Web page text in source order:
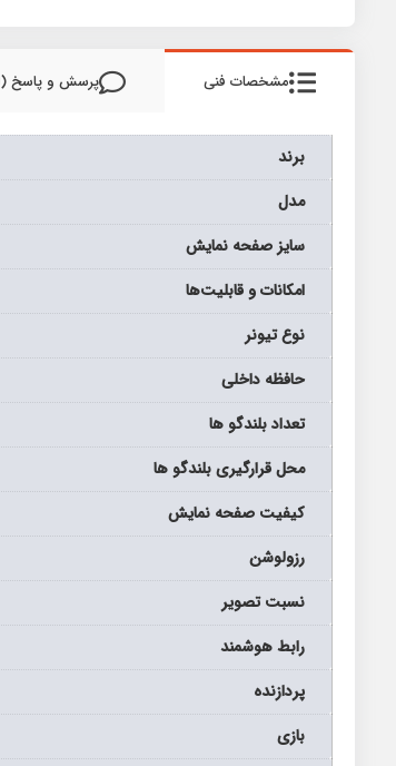
مشخصات فنی پرسش و پاسخ (0)
برند
مدل
سايز صفحه نمايش
امکانات و قابلیت‌ها
نوع تيونر
حافظه داخلی
تعداد بلندگو ها
محل قرارگیری بلندگو ها
كيفيت صفحه نمايش
رزولوشن
نسبت تصویر
رابط هوشمند
پردازنده
بازی